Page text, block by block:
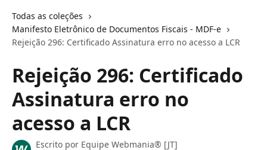
Todas as coleções
Manifesto Eletrônico de Documentos Fiscais - MDF-e
Rejeição 296: Certificado Assinatura erro no acesso a LCR
Rejeição 296: Certificado
Assinatura erro no
acesso a LCR
Escrito por Equipe Webmania® [JT]